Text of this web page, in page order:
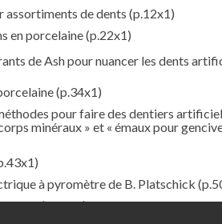
assortiments de dents (p.12x1)
en porcelaine(p.22x1)
de Ash pour nuancer les dents
(p.34x1)
pour faire des dentiers
minéraux » et « émaux pour
à pyromètre de B. Platschick
Ash(p.53x1)